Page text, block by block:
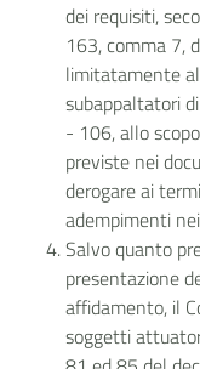
dei requisiti,
163, comma 7,
limitatamente
subappaltatori
- 106, allo
previste nei
derogare ai
adempimenti
Salvo quanto
presentazione
affidamento, il
soggetti